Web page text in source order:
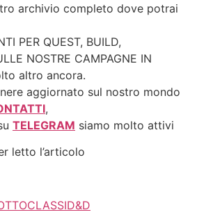
archivio completo dove potrai
PER QUEST, BUILD,
NOSTRE CAMPAGNE IN
altro ancora.
aggiornato sul nostro mondo
,
TELEGRAM siamo molto attivi
letto l’articolo
D&D